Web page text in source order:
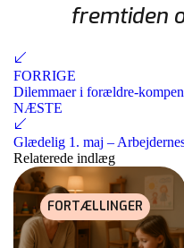
fremtiden
FORRIGE
Dilemmaer i forældre-
NÆSTE
Glædelig 1. maj –
Relaterede indlæg
FORTÆLLINGER